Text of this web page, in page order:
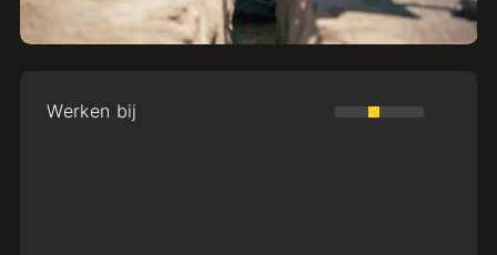
Werken bij